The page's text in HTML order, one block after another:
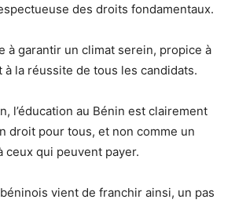
des droits fondamentaux.
à garantir un climat serein, propice à
à la réussite de tous les candidats.
l’éducation au Bénin est clairement
droit pour tous, et non comme un
ceux qui peuvent payer.
vient de franchir ainsi, un pas